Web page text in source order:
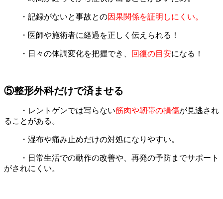
・記録がないと事故との因果関係を証明しにくい。
・医師や施術者に経過を正しく伝えられる！
・日々の体調変化を把握でき、 回復の目安になる！
⑤整形外科だけで済ませる
・レントゲンでは写らない筋肉や靭帯の損傷が見逃され
ることがある。
・湿布や痛み止めだけの対処になりやすい。
・日常生活での動作の改善や、再発の予防までサポート
がされにくい。